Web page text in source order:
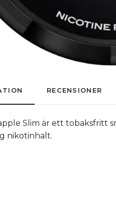
RECENSIONER
Slim är ett tobaksfritt
nikotinhalt.